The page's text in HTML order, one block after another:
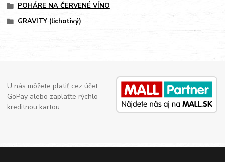
POHÁRE NA ČERVENÉ VÍNO
GRAVITY (lichotivý)
U nás môžete platiť cez účet
GoPay alebo zaplaťte rýchlo
kreditnou kartou.